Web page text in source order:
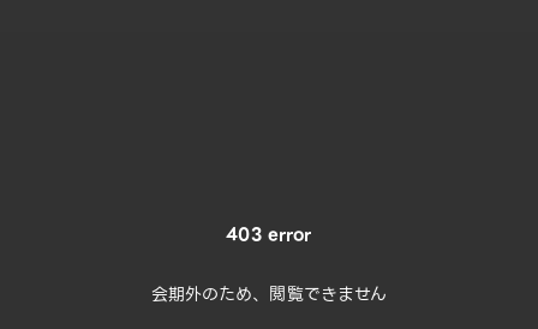
403 error
会期外のため、閲覧できません